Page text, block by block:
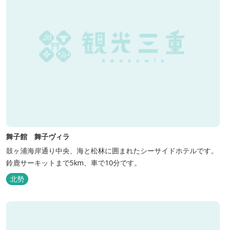
舞子館 舞子ヴィラ
鼓ヶ浦海岸通り中央、海と松林に囲まれたシーサイドホテルです。
鈴鹿サーキットまで5km、車で10分です。
北勢